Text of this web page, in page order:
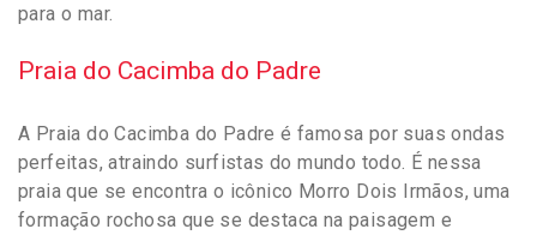
para o mar.
Praia do Cacimba do Padre
A Praia do Cacimba do Padre é famosa por suas ondas
perfeitas, atraindo surfistas do mundo todo. É nessa
praia que se encontra o icônico Morro Dois Irmãos, uma
formação rochosa que se destaca na paisagem e